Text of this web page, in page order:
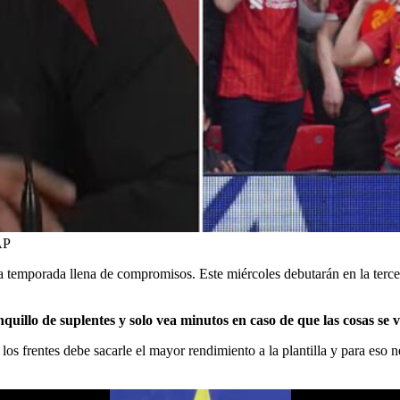
llena de compromisos. Este miércoles debutarán en la
de suplentes y solo vea minutos en caso de que las cosas se
frentes debe sacarle el mayor rendimiento a la plantilla y para eso